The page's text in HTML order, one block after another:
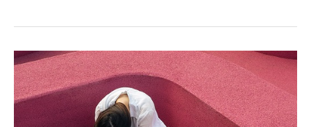
de
Aérea